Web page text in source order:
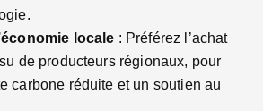
locale : Préférez l’achat
de producteurs régionaux, pour
carbone réduite et un soutien au